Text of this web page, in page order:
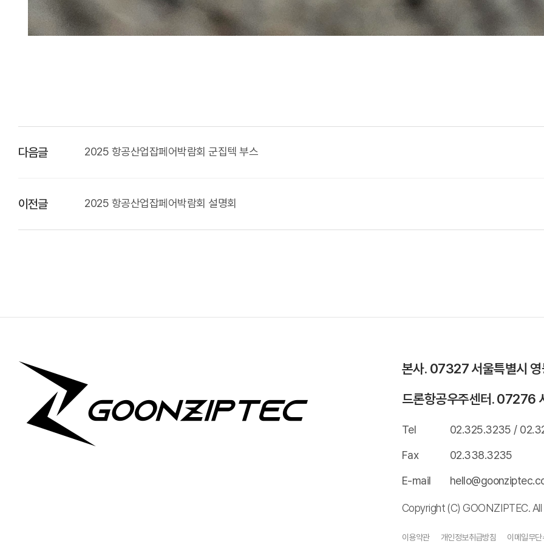
다음글 2025 항공산업잡페어박람회 군집텍 부스
이전글 2025 항공산업잡페어박람회 설명회
본사. 07327 서울특별시
드론항공우주센터. 07276
Tel
02.325.3235 /
Fax
02.338.3235
E-mail
Copyright (C) GOONZIPTEC.
이용약관 개인정보취급방침 이메일무